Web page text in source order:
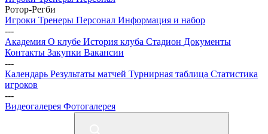
Ротор-Регби
Игроки Тренеры Персонал Информация и набор
---
Академия О клубе История клуба Стадион Документы
Контакты Закупки Вакансии
---
Календарь Результаты матчей Турнирная таблица Статистика
игроков
---
Видеогалерея Фотогалерея